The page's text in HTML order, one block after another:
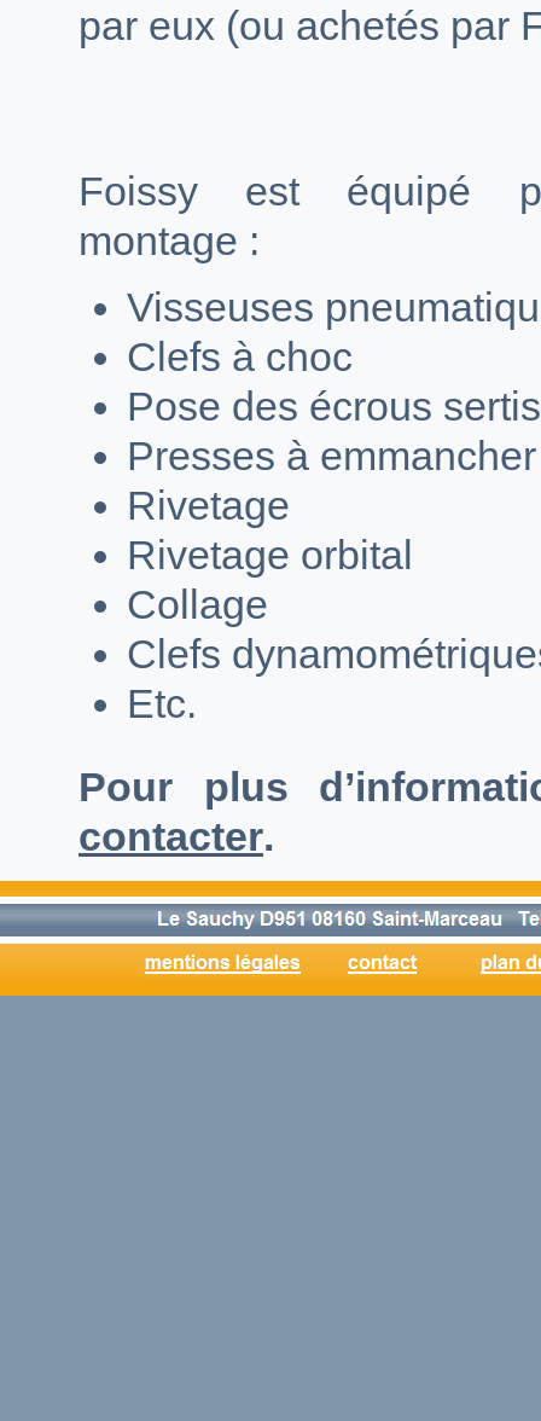
par eux (ou achetés par
Foissy est équipé
montage :
Visseuses
Clefs à choc
Pose des écrous
Presses à emmancher
Rivetage
Rivetage orbital
Collage
Clefs
Etc.
Pour plus
contacter.